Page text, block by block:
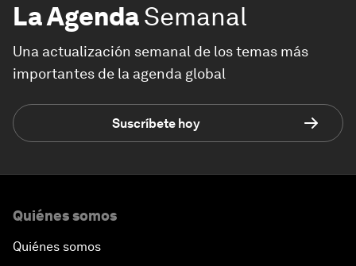
La AgendaSemanal
Una actualización semanal de los temas más
importantes de la agenda global
Suscríbete hoy
Quiénes somos
Quiénes somos